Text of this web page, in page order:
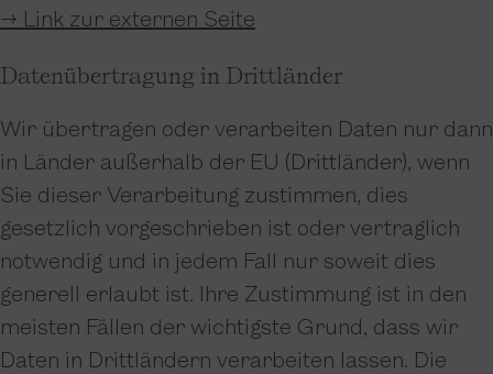
→ Link zur externen Seite
Datenübertragung in Drittländer
Wir übertragen oder verarbeiten Daten nur dann
in Länder außerhalb der EU (Drittländer), wenn
Sie dieser Verarbeitung zustimmen, dies
gesetzlich vorgeschrieben ist oder vertraglich
notwendig und in jedem Fall nur soweit dies
generell erlaubt ist. Ihre Zustimmung ist in den
meisten Fällen der wichtigste Grund, dass wir
Daten in Drittländern verarbeiten lassen. Die